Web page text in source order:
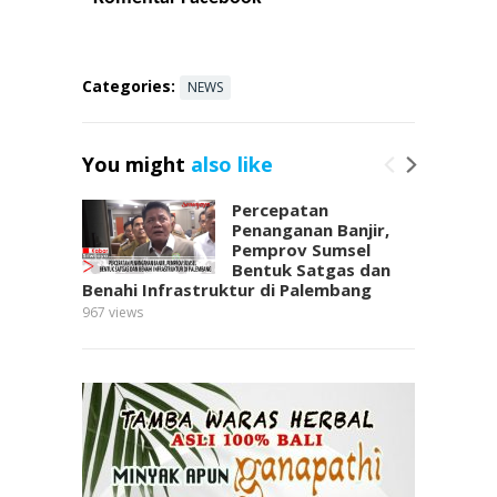
o
o
A
Categories: NEWS
You might also like
Percepatan
Penanganan Banjir,
Pemprov Sumsel
Bentuk Satgas dan
Benahi Infrastruktur di Palembang
967 views